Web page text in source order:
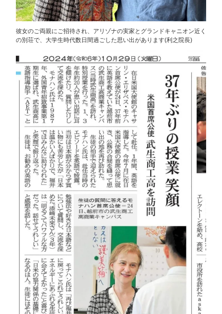
彼女のご両親にご招待され、アリゾナの実家とグランドキャニオン近く
の別荘で、大学生時代数日間過ごした思い出があります(利之院長)